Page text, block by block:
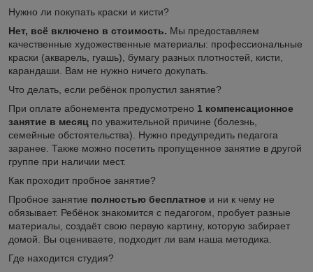
Нужно ли покупать краски и кисти?
Нет, всё включено в стоимость. Мы предоставляем
качественные художественные материалы: профессиональные
краски (акварель, гуашь), бумагу разных плотностей, кисти,
карандаши. Вам не нужно ничего докупать.
Что делать, если ребёнок пропустил занятие?
При оплате абонемента предусмотрено 1 компенсационное
занятие в месяц по уважительной причине (болезнь,
семейные обстоятельства). Нужно предупредить педагога
заранее. Также можно посетить пропущенное занятие в другой
группе при наличии мест.
Как проходит пробное занятие?
Пробное занятие полностью бесплатное и ни к чему не
обязывает. Ребёнок знакомится с педагогом, пробует разные
материалы, создаёт свою первую картину, которую забирает
домой. Вы оцениваете, подходит ли вам наша методика.
Где находится студия?